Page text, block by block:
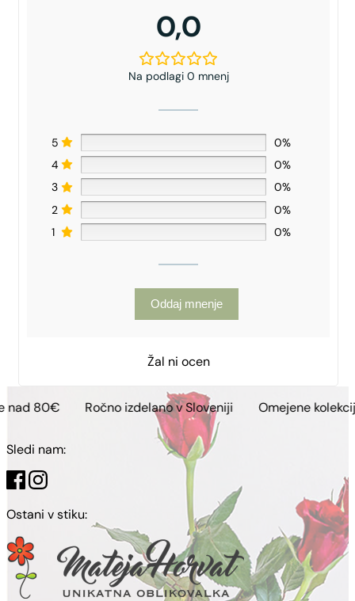
0,0
Na podlagi 0 mnenj
5
0%
4
0%
3
0%
2
0%
1
0%
Oddaj mnenje
Žal ni ocen
Ročno izdelano v Sloveniji Omejene kolekcije
Sledi nam:
Ostani v stiku: